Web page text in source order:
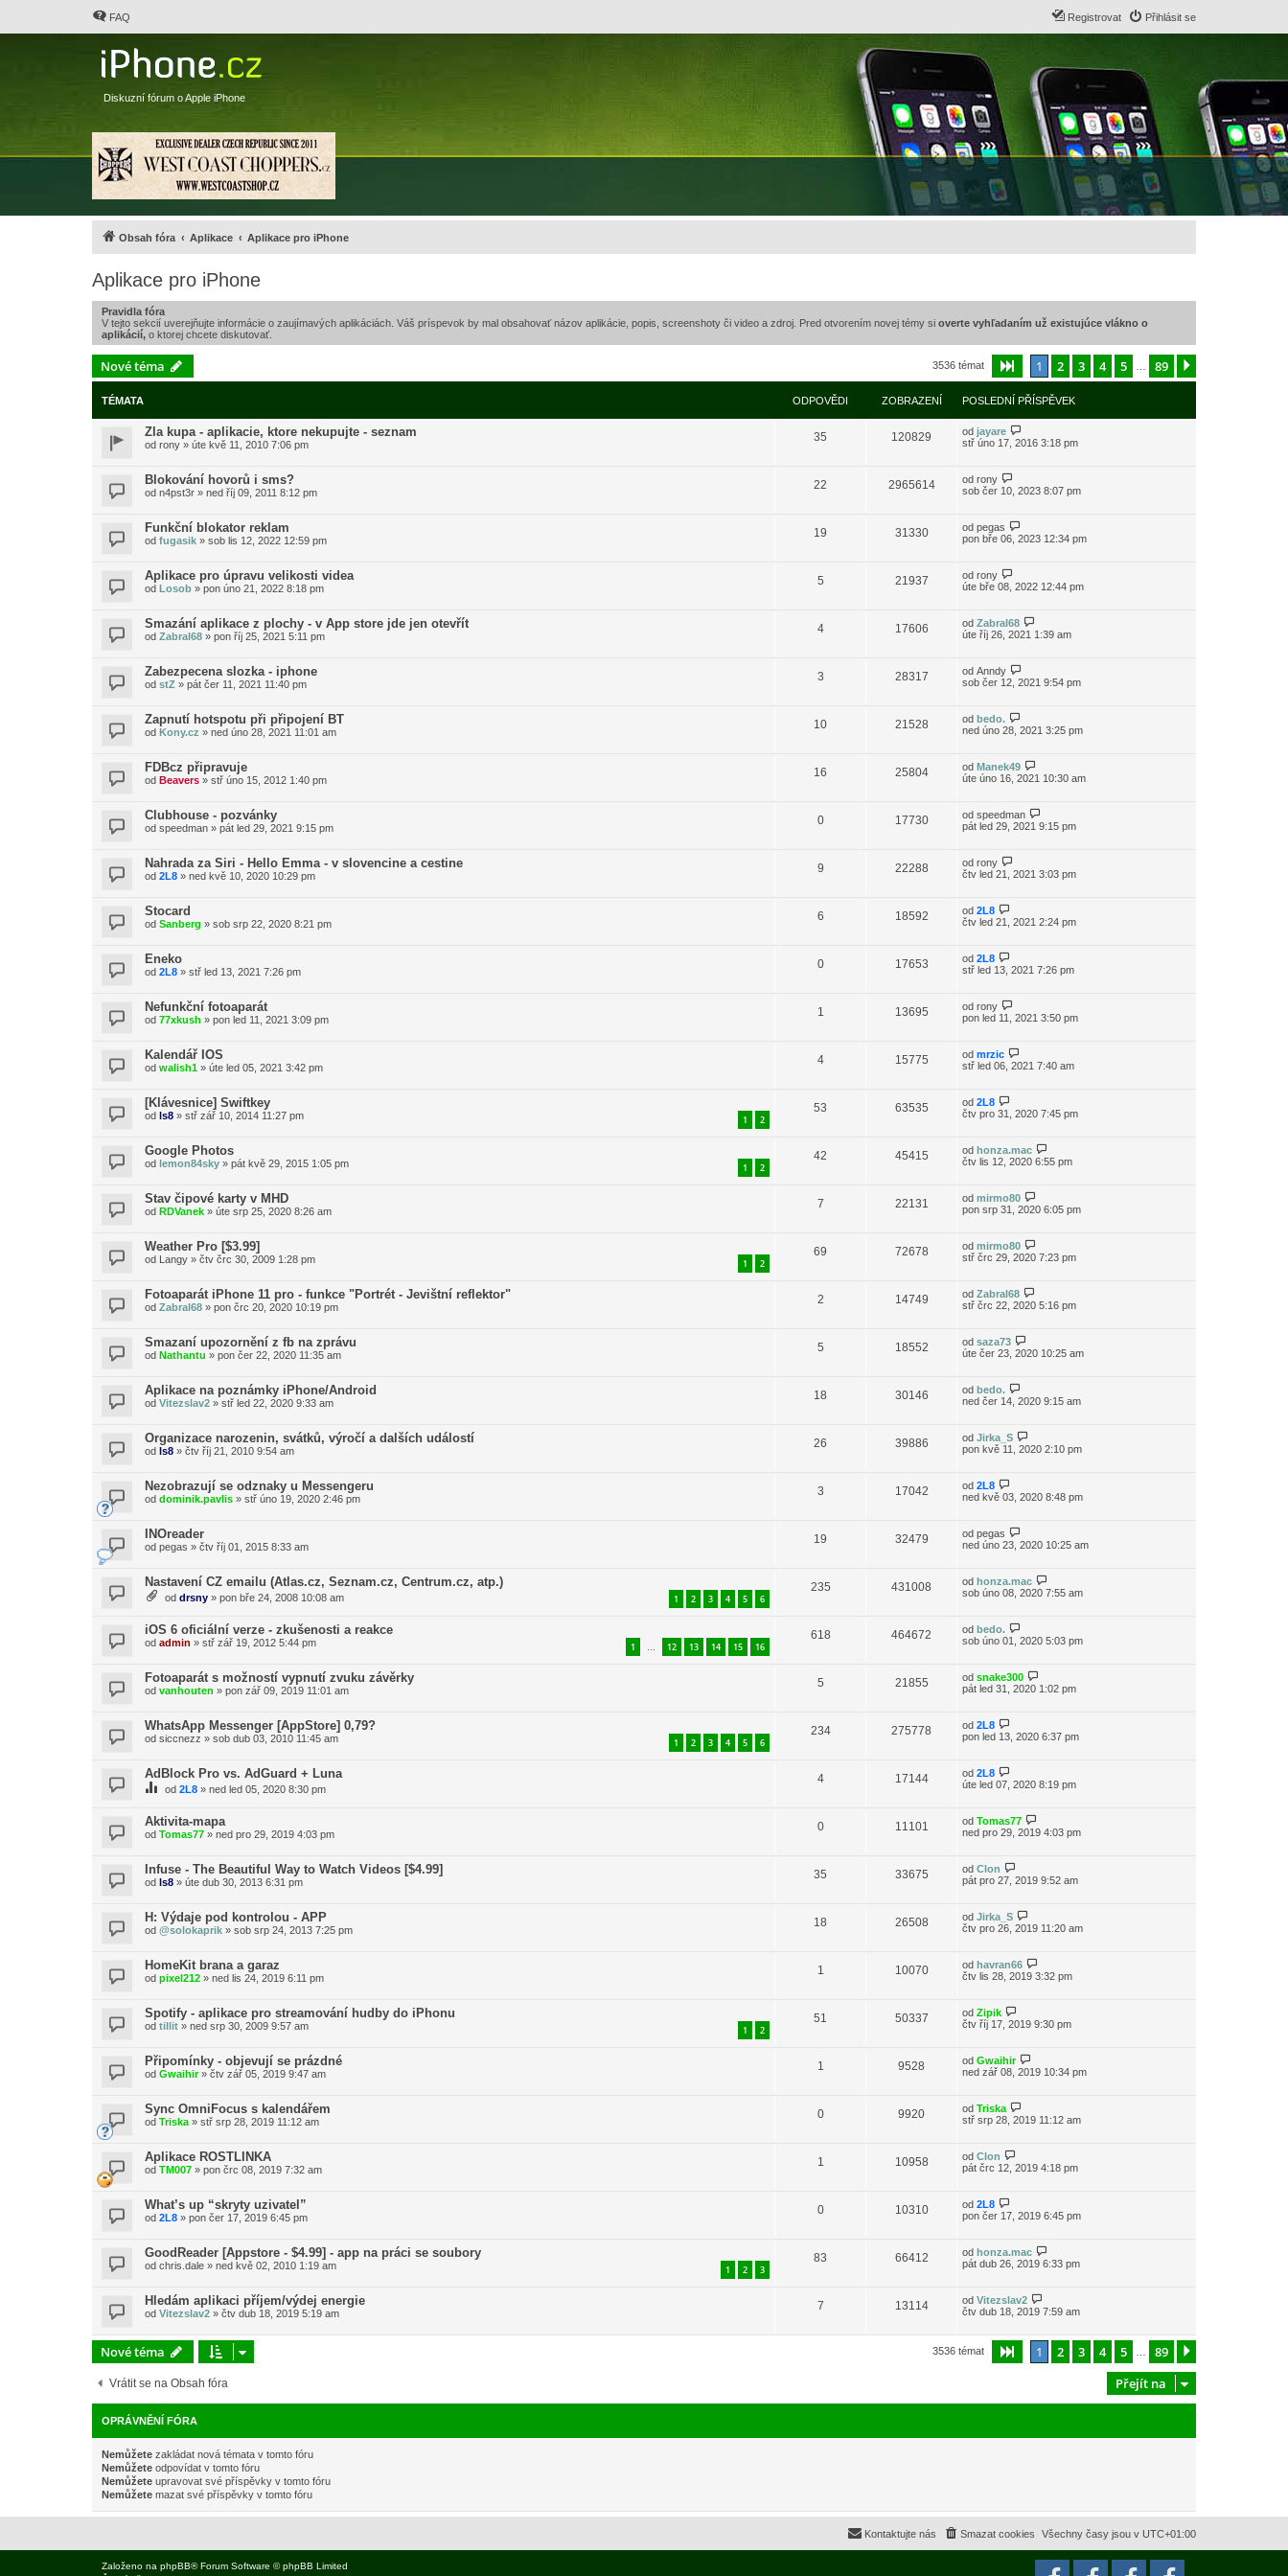
FAQ Přihlásit se
Registrovat
Diskuzní fórum o Apple iPhone
Obsah fóra Aplikace Aplikace pro iPhone
Aplikace pro iPhone
Pravidla fóra
V tejto sekcií uverejňujte informácie o zaujímavých aplikáciách. Váš príspevok by mal obsahovať názov aplikácie, popis, screenshoty či video a zdroj. Pred otvorením novej témy si overte vyhľadaním už existujúce vlákno o
aplikácií, o ktorej chcete diskutovať.
Nové téma 3536 témat Stránka z
1 2 3 4 5 89
TÉMATA ODPOVĚDI ZOBRAZENÍ POSLEDNÍ PŘÍSPĚVEK
Zla kupa - aplikacie, ktore nekupujte - seznam
od rony » úte kvě 11, 2010 7:06 pm
35 120829 od jayare
stř úno 17, 2016 3:18 pm
Blokování hovorů i sms?
od n4pst3r » ned říj 09, 2011 8:12 pm
22 2965614 od rony
sob čer 10, 2023 8:07 pm
Funkční blokator reklam
od fugasik » sob lis 12, 2022 12:59 pm
19 31330 od pegas
pon bře 06, 2023 12:34 pm
Aplikace pro úpravu velikosti videa
od Losob » pon úno 21, 2022 8:18 pm
5 21937 od rony
úte bře 08, 2022 12:44 pm
Smazání aplikace z plochy - v App store jde jen otevřít
od Zabral68 » pon říj 25, 2021 5:11 pm
4 17606 od Zabral68
úte říj 26, 2021 1:39 am
Zabezpecena slozka - iphone
od stZ » pát čer 11, 2021 11:40 pm
3 28317 od Anndy
sob čer 12, 2021 9:54 pm
Zapnutí hotspotu při připojení BT
od Kony.cz » ned úno 28, 2021 11:01 am
10 21528 od bedo.
ned úno 28, 2021 3:25 pm
FDBcz připravuje
od Beavers » stř úno 15, 2012 1:40 pm
16 25804 od Manek49
úte úno 16, 2021 10:30 am
Clubhouse - pozvánky
od speedman » pát led 29, 2021 9:15 pm
0 17730 od speedman
pát led 29, 2021 9:15 pm
Nahrada za Siri - Hello Emma - v slovencine a cestine
od 2L8 » ned kvě 10, 2020 10:29 pm
9 22288 od rony
čtv led 21, 2021 3:03 pm
Stocard
od Sanberg » sob srp 22, 2020 8:21 pm
6 18592 od 2L8
čtv led 21, 2021 2:24 pm
Eneko
od 2L8 » stř led 13, 2021 7:26 pm
0 17653 od 2L8
stř led 13, 2021 7:26 pm
Nefunkční fotoaparát
od 77xkush » pon led 11, 2021 3:09 pm
1 13695 od rony
pon led 11, 2021 3:50 pm
Kalendář IOS
od walish1 » úte led 05, 2021 3:42 pm
4 15775 od mrzic
stř led 06, 2021 7:40 am
[Klávesnice] Swiftkey
od ls8 » stř zář 10, 2014 11:27 pm 1 2
53 63535 od 2L8
čtv pro 31, 2020 7:45 pm
Google Photos
od lemon84sky » pát kvě 29, 2015 1:05 pm 1 2
42 45415 od honza.mac
čtv lis 12, 2020 6:55 pm
Stav čipové karty v MHD
od RDVanek » úte srp 25, 2020 8:26 am
7 22131 od mirmo80
pon srp 31, 2020 6:05 pm
Weather Pro [$3.99]
od Langy » čtv črc 30, 2009 1:28 pm 1 2
69 72678 od mirmo80
stř črc 29, 2020 7:23 pm
Fotoaparát iPhone 11 pro - funkce "Portrét - Jevištní reflektor"
od Zabral68 » pon črc 20, 2020 10:19 pm
2 14749 od Zabral68
stř črc 22, 2020 5:16 pm
Smazaní upozornění z fb na zprávu
od Nathantu » pon čer 22, 2020 11:35 am
5 18552 od saza73
úte čer 23, 2020 10:25 am
Aplikace na poznámky iPhone/Android
od Vitezslav2 » stř led 22, 2020 9:33 am
18 30146 od bedo.
ned čer 14, 2020 9:15 am
Organizace narozenin, svátků, výročí a dalších událostí
od ls8 » čtv říj 21, 2010 9:54 am
26 39886 od Jirka_S
pon kvě 11, 2020 2:10 pm
Nezobrazují se odznaky u Messengeru
od dominik.pavlis » stř úno 19, 2020 2:46 pm
3 17042 od 2L8
ned kvě 03, 2020 8:48 pm
INOreader
od pegas » čtv říj 01, 2015 8:33 am
19 32479 od pegas
ned úno 23, 2020 10:25 am
Nastavení CZ emailu (Atlas.cz, Seznam.cz, Centrum.cz, atp.)
od drsny » pon bře 24, 2008 10:08 am 1 2 3 4 5 6
235 431008 od honza.mac
sob úno 08, 2020 7:55 am
iOS 6 oficiální verze - zkušenosti a reakce
od admin » stř zář 19, 2012 5:44 pm 1 … 12 13 14 15 16
618 464672 od bedo.
sob úno 01, 2020 5:03 pm
Fotoaparát s možností vypnutí zvuku závěrky
od vanhouten » pon zář 09, 2019 11:01 am
5 21855 od snake300
pát led 31, 2020 1:02 pm
WhatsApp Messenger [AppStore] 0,79?
od siccnezz » sob dub 03, 2010 11:45 am 1 2 3 4 5 6
234 275778 od 2L8
pon led 13, 2020 6:37 pm
AdBlock Pro vs. AdGuard + Luna
od 2L8 » ned led 05, 2020 8:30 pm
4 17144 od 2L8
úte led 07, 2020 8:19 pm
Aktivita-mapa
od Tomas77 » ned pro 29, 2019 4:03 pm
0 11101 od Tomas77
ned pro 29, 2019 4:03 pm
Infuse - The Beautiful Way to Watch Videos [$4.99]
od ls8 » úte dub 30, 2013 6:31 pm
35 33675 od Clon
pát pro 27, 2019 9:52 am
H: Výdaje pod kontrolou - APP
od @solokaprik » sob srp 24, 2013 7:25 pm
18 26508 od Jirka_S
čtv pro 26, 2019 11:20 am
HomeKit brana a garaz
od pixel212 » ned lis 24, 2019 6:11 pm
1 10070 od havran66
čtv lis 28, 2019 3:32 pm
Spotify - aplikace pro streamování hudby do iPhonu
od tillit » ned srp 30, 2009 9:57 am 1 2
51 50337 od Zipik
čtv říj 17, 2019 9:30 pm
Připomínky - objevují se prázdné
od Gwaihir» čtv zář 05, 2019 9:47 am
1 9528 od Gwaihir
ned zář 08, 2019 10:34 pm
Sync OmniFocus s kalendářem
od Triska » stř srp 28, 2019 11:12 am
0 9920 od Triska
stř srp 28, 2019 11:12 am
Aplikace ROSTLINKA
od TM007 » pon črc 08, 2019 7:32 am
1 10958 od Clon
pát črc 12, 2019 4:18 pm
What’s up “skryty uzivatel”
od 2L8 » pon čer 17, 2019 6:45 pm
0 10310 od 2L8
pon čer 17, 2019 6:45 pm
GoodReader [Appstore - $4.99] - app na práci se soubory
od chris.dale » ned kvě 02, 2010 1:19 am 1 2 3
83 66412 od honza.mac
pát dub 26, 2019 6:33 pm
Hledám aplikaci příjem/výdej energie
od Vitezslav2 » čtv dub 18, 2019 5:19 am
7 13114 od Vitezslav2
čtv dub 18, 2019 7:59 am
Nové téma 3536 témat Stránka z
1 2 3 4 5 89
Vrátit se na Obsah fóra Přejít na
OPRÁVNĚNÍ FÓRA
Nemůžete zakládat nová témata v tomto fóru
Nemůžete odpovídat v tomto fóru
Nemůžete upravovat své příspěvky v tomto fóru
Nemůžete mazat své příspěvky v tomto fóru
Všechny časy jsou v UTC+01:00
Smazat cookies
Kontaktujte nás
Založeno na phpBB® Forum Software © phpBB Limited